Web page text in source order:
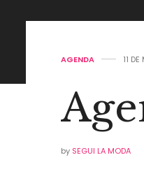
AGENDA 11
by SEGUI LA MODA